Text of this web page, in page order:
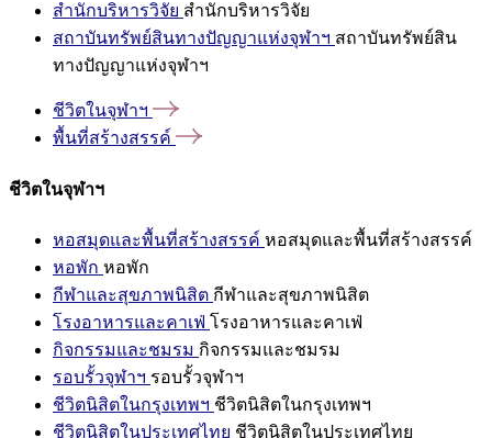
สำนักบริหารวิจัย สำนักบริหารวิจัย
สถาบันทรัพย์สินทางปัญญาแห่งจุฬาฯ สถาบันทรัพย์สิน
ทางปัญญาแห่งจุฬาฯ
ชีวิตในจุฬาฯ
พื้นที่สร้างสรรค์
ชีวิตในจุฬาฯ
หอสมุดและพื้นที่สร้างสรรค์ หอสมุดและพื้นที่สร้างสรรค์
หอพัก หอพัก
กีฬาและสุขภาพนิสิต กีฬาและสุขภาพนิสิต
โรงอาหารและคาเฟ่ โรงอาหารและคาเฟ่
กิจกรรมและชมรม กิจกรรมและชมรม
รอบรั้วจุฬาฯ รอบรั้วจุฬาฯ
ชีวิตนิสิตในกรุงเทพฯ ชีวิตนิสิตในกรุงเทพฯ
ชีวิตนิสิตในประเทศไทย ชีวิตนิสิตในประเทศไทย